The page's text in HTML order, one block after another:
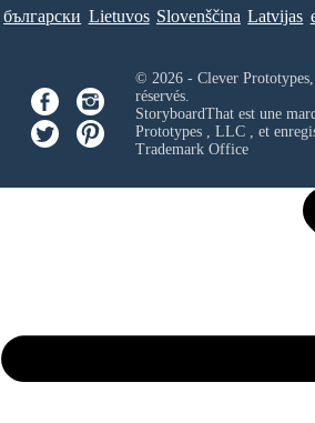
български Lietuvos Slovenščina Latvijas
© 2026 - Clever
réservés.
StoryboardThat est une
Prototypes , LLC, et
Trademark Office